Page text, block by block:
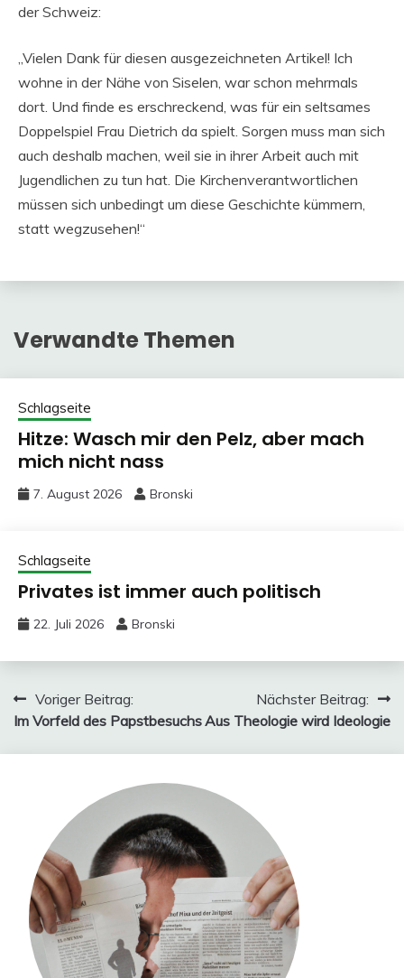
der Schweiz:
„Vielen Dank für diesen ausgezeichneten Artikel! Ich
wohne in der Nähe von Siselen, war schon mehrmals
dort. Und finde es erschreckend, was für ein seltsames
Doppelspiel Frau Dietrich da spielt. Sorgen muss man sich
auch deshalb machen, weil sie in ihrer Arbeit auch mit
Jugendlichen zu tun hat. Die Kirchenverantwortlichen
müssen sich unbedingt um diese Geschichte kümmern,
statt wegzusehen!“
Verwandte Themen
Schlagseite
Hitze: Wasch mir den Pelz, aber mach
mich nicht nass
7. August 2026 Bronski
Schlagseite
Privates ist immer auch politisch
22. Juli 2026 Bronski
Beitragsnavigation
Voriger Beitrag:
Im Vorfeld des Papstbesuchs
Nächster Beitrag:
Aus Theologie wird Ideologie